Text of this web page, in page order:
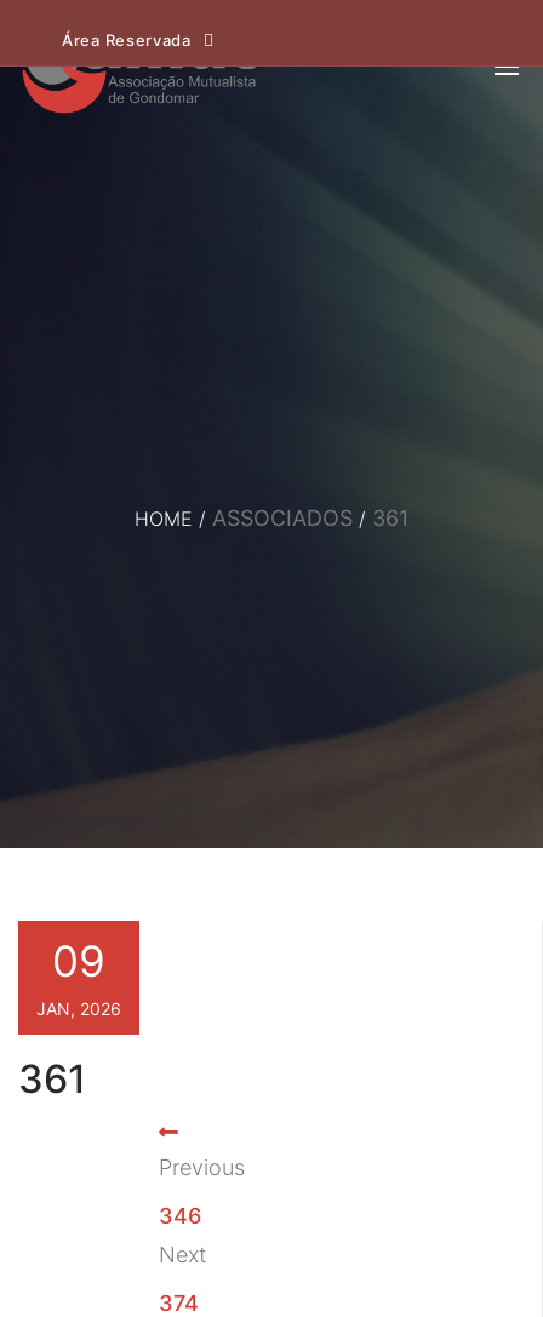
Área Reservada
HOME / ASSOCIADOS / 361
361
09
JAN, 2026
Previous
346
Next
374